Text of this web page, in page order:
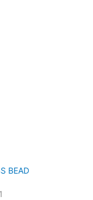
BEAD